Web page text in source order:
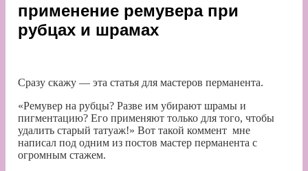
применение ремувера при
рубцах и шрамах
Сразу скажу — эта статья для мастеров перманента.
«Ремувер на рубцы? Разве им убирают шрамы и
пигментацию? Его применяют только для того, чтобы
удалить старый татуаж!» Вот такой коммент мне
написал под одним из постов мастер перманента с
огромным стажем.